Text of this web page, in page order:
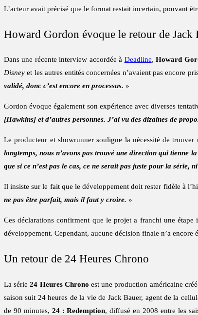
L’acteur avait précisé que le format restait incertain, pouvant
Howard Gordon évoque le retour de Jack
Dans une récente interview accordée à Deadline,Howard
Disney et les autres entités concernées n’avaient pas encore
validé, donc c’est encore en processus. »
Gordon évoque également son expérience avec diverses
[Hawkins] et d’autres personnes. J’ai vu des dizaines de
Le producteur et showrunner souligne la nécessité de
longtemps, nous n’avons pas trouvé une direction qui tienne
que si ce n’est pas le cas, ce ne serait pas juste pour la série,
Il insiste sur le fait que le développement doit rester fidèle à
ne pas être parfait, mais il faut y croire. »
Ces déclarations confirment que le projet a franchi une étape
développement. Cependant, aucune décision finale n’a encore
Un retour de 24 Heures Chrono
La série24 Heures Chrono est une production américaine
saison suit 24 heures de la vie de Jack Bauer, agent de la
de 90 minutes, 24 : Redemption, diffusé en 2008 entre les